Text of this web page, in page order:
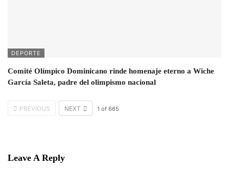
DEPORTE
Comité Olímpico Dominicano rinde homenaje eterno a Wiche
García Saleta, padre del olimpismo nacional
PREVIOUS NEXT 1 of 665
Leave A Reply